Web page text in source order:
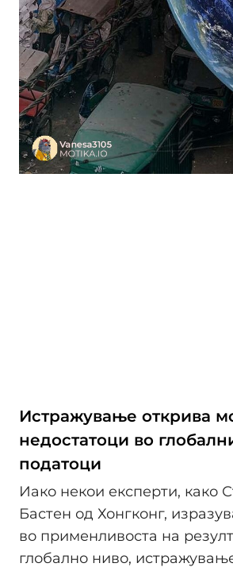
Истражување открива
недостатоци во
податоци
Иако некои експерти, како
Бастен од Хонгконг,
во применливоста на
глобално ниво,